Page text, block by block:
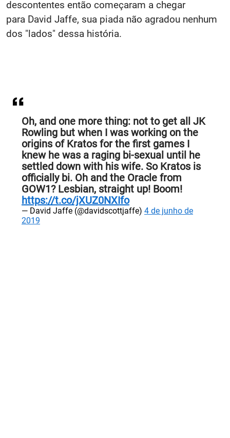
descontentes então começaram a chegar
para David Jaffe, sua piada não agradou nenhum
dos "lados" dessa história.
Oh, and one more thing: not to get all JK
Rowling but when I was working on the
origins of Kratos for the first games I
knew he was a raging bi-sexual until he
settled down with his wife. So Kratos is
officially bi. Oh and the Oracle from
GOW1? Lesbian, straight up! Boom!
https://t.co/jXUZ0NXIfo
— David Jaffe (@davidscottjaffe) 4 de junho de
2019